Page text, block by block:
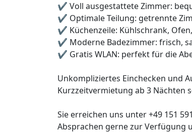
✔️ Voll ausgestattete Zimmer:
✔️ Optimale Teilung: getrennte
✔️ Küchenzeile: Kühlschrank,
✔️ Moderne Badezimmer: frisch,
✔️ Gratis WLAN: perfekt für die
Unkompliziertes Einchecken und
Kurzzeitvermietung ab 3 Nächten
Sie erreichen uns unter +49 151
Absprachen gerne zur Verfügung